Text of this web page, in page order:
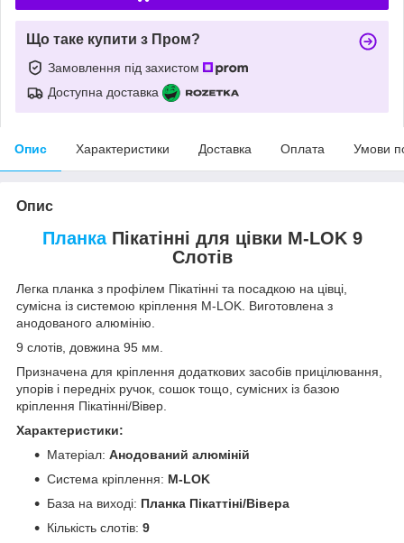
Що таке купити з Пром?
Замовлення під захистом
Доступна доставка
Опис Характеристики Доставка Оплата Умови
Опис
ПланкаПікатінні для цівки M-LOK 9
Слотів
Легка планка з профілем Пікатінні та посадкою на цівці,
сумісна із системою кріплення M-LOK. Виготовлена з
анодованого алюмінію.
9 слотів, довжина 95 мм.
Призначена для кріплення додаткових засобів прицілювання,
упорів і передніх ручок, сошок тощо, сумісних із базою
кріплення Пікатінні/Вівер.
Характеристики:
Матеріал: Анодований алюміній
Система кріплення: M-LOK
База на виході: Планка Пікаттіні/Вівера
Кількість слотів: 9